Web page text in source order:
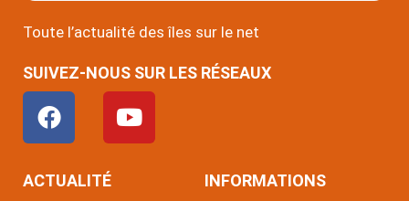
Toute l’actualité des îles sur le net
SUIVEZ-NOUS SUR LES RÉSEAUX
F
a
c
e
Y
o
u
ACTUALITÉ INFORMATIONS